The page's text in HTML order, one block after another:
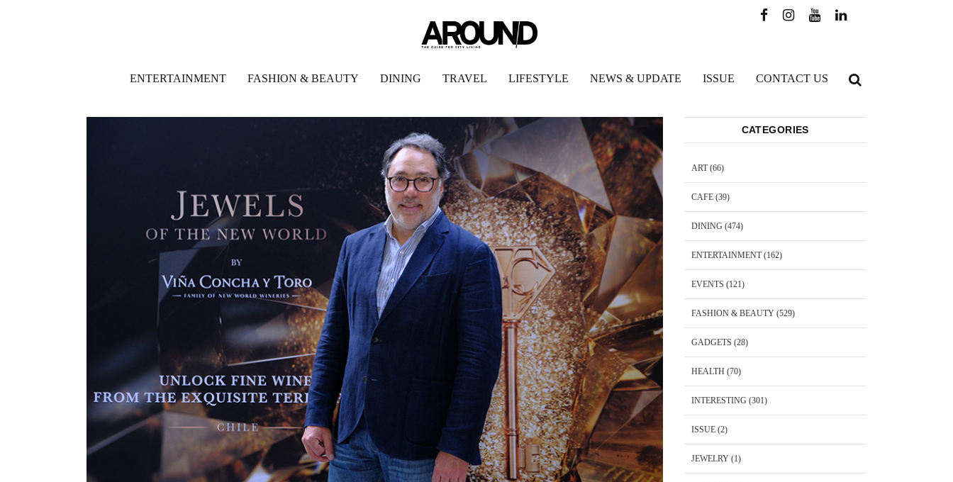
ENTERTAINMENT FASHION & BEAUTY DINING TRAVEL LIFESTYLE NEWS & UPDATE ISSUE CONTACT US
CATEGORIES
ART(66)
CAFE(39)
DINING (474)
ENTERTAINMENT(162)
EVENTS (121)
FASHION & BEAUTY(529)
GADGETS (28)
HEALTH (70)
INTERESTING (301)
ISSUE(2)
JEWELRY(1)